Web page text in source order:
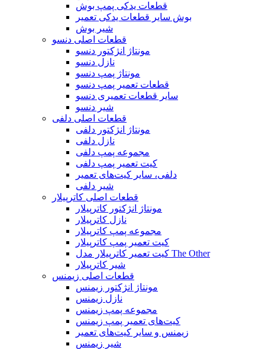
قطعات یدکی پمپ بوش
بوش سایر قطعات یدکی تعمیر
شیر بوش
قطعات اصلی دنسو
مونتاژ انژکتور دنسو
نازل دنسو
مونتاژ پمپ دنسو
قطعات تعمیر پمپ دنسو
سایر قطعات تعمیری دنسو
شیر دنسو
قطعات اصلی دلفی
مونتاژ انژکتور دلفی
نازل دلفی
مجموعه پمپ دلفی
کیت تعمیر پمپ دلفی
دلفی، سایر کیت‌های تعمیر
شیر دلفی
قطعات اصلی کاترپیلار
مونتاژ انژکتور کاترپیلار
نازل کاترپیلار
مجموعه پمپ کاترپیلار
کیت تعمیر پمپ کاترپیلار
کیت تعمیر کاترپیلار مدل The Other
شیر کاترپیلار
قطعات اصلی زیمنس
مونتاژ انژکتور زیمنس
نازل زیمنس
مجموعه پمپ زیمنس
کیت‌های تعمیر پمپ زیمنس
زیمنس و سایر کیت‌های تعمیر
شیر زیمنس